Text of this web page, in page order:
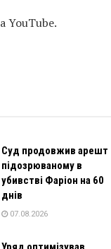
YouTube.
Суд продовжив арешт
підозрюваному в
убивстві Фаріон на 60
днів
07.08.2026